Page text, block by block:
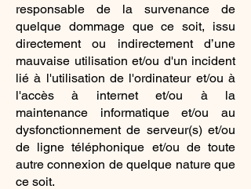
responsable de la survenance de
quelque dommage que ce soit, issu
directement ou indirectement d’une
mauvaise utilisation et/ou d'un incident
lié à l'utilisation de l'ordinateur et/ou à
l'accès à internet et/ou à la
maintenance informatique et/ou au
dysfonctionnement de serveur(s) et/ou
de ligne téléphonique et/ou de toute
autre connexion de quelque nature que
ce soit.